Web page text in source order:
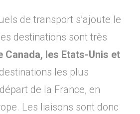
de transport s’ajoute le
destinations sont très
Canada, les Etats-Unis et
les plus
de la France, en
Les liaisons sont donc